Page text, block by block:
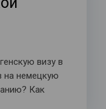
визу в
на немецкую
Как